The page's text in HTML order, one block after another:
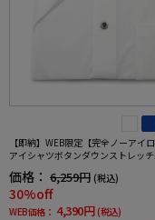
【即納】WEB限定【完全ノーアイ
アイシャツボタンダウンストレッチ
価格： 6,259円 (税込)
30%off
WEB価格： 4,390円 (税込)